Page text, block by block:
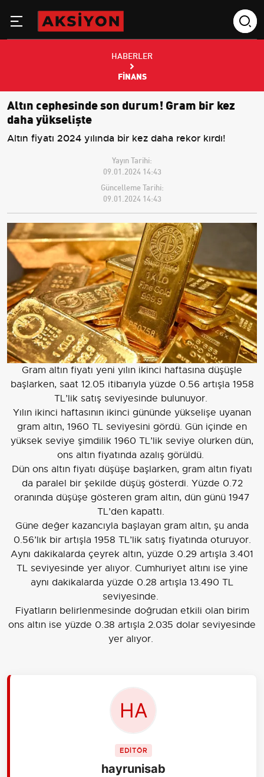
HABERLER
FINANS
Altın cephesinde son durum! Gram bir kez
daha yükselişte
Altın fiyatı 2024 yılında bir kez daha rekor kırdı!
Yayın Tarihi:
09.01.2024 14:43
Güncelleme Tarihi:
09.01.2024 14:43
Gram altın fiyatı yeni yılın ikinci haftasına düşüşle
başlarken, saat 12.05 itibarıyla yüzde 0.56 artışla 1958
TL’lik satış seviyesinde bulunuyor.
Yılın ikinci haftasının ikinci gününde yükselişe uyanan
gram altın, 1960 TL seviyesini gördü. Gün içinde en
yüksek seviye şimdilik 1960 TL’lik seviye olurken dün,
ons altın fiyatında azalış görüldü.
Dün ons altın fiyatı düşüşe başlarken, gram altın fiyatı
da paralel bir şekilde düşüş gösterdi. Yüzde 0.72
oranında düşüşe gösteren gram altın, dün günü 1947
TL’den kapattı.
Güne değer kazancıyla başlayan gram altın, şu anda
0.56’lık bir artışla 1958 TL’lik satış fiyatında oturuyor.
Aynı dakikalarda çeyrek altın, yüzde 0.29 artışla 3.401
TL seviyesinde yer alıyor. Cumhuriyet altını ise yine
aynı dakikalarda yüzde 0.28 artışla 13.490 TL
seviyesinde.
Fiyatların belirlenmesinde doğrudan etkili olan birim
ons altın ise yüzde 0.38 artışla 2.035 dolar seviyesinde
yer alıyor.
EDİTÖR
hayrunisab